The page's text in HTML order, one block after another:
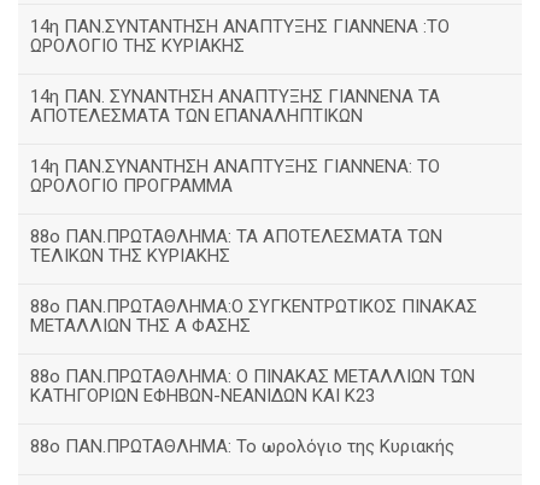
14η ΠΑΝ.ΣΥΝΤΑΝΤΗΣΗ ΑΝΑΠΤΥΞΗΣ ΓΙΑΝΝΕΝΑ :ΤΟ
ΩΡΟΛΟΓΙΟ ΤΗΣ ΚΥΡΙΑΚΗΣ
14η ΠΑΝ. ΣΥΝΑΝΤΗΣΗ ΑΝΑΠΤΥΞΗΣ ΓΙΑΝΝΕΝΑ ΤΑ
ΑΠΟΤΕΛΕΣΜΑΤΑ ΤΩΝ ΕΠΑΝΑΛΗΠΤΙΚΩΝ
14η ΠΑΝ.ΣΥΝΑΝΤΗΣΗ ΑΝΑΠΤΥΞΗΣ ΓΙΑΝΝΕΝΑ: ΤΟ
ΩΡΟΛΟΓΙΟ ΠΡΟΓΡΑΜΜΑ
88ο ΠΑΝ.ΠΡΩΤΑΘΛΗΜΑ: ΤΑ ΑΠΟΤΕΛΕΣΜΑΤΑ ΤΩΝ
ΤΕΛΙΚΩΝ ΤΗΣ ΚΥΡΙΑΚΗΣ
88ο ΠΑΝ.ΠΡΩΤΑΘΛΗΜΑ:Ο ΣΥΓΚΕΝΤΡΩΤΙΚΟΣ ΠΙΝΑΚΑΣ
ΜΕΤΑΛΛΙΩΝ ΤΗΣ Α ΦΑΣΗΣ
88ο ΠΑΝ.ΠΡΩΤΑΘΛΗΜΑ: Ο ΠΙΝΑΚΑΣ ΜΕΤΑΛΛΙΩΝ ΤΩΝ
ΚΑΤΗΓΟΡΙΩΝ ΕΦΗΒΩΝ-ΝΕΑΝΙΔΩΝ ΚΑΙ Κ23
88ο ΠΑΝ.ΠΡΩΤΑΘΛΗΜΑ: Το ωρολόγιο της Κυριακής